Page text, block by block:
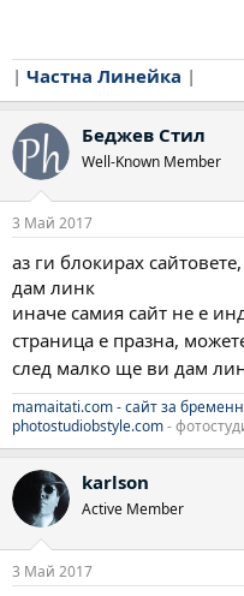
| Частна Линейка |
Беджев Стил
Well-Known Member
3 Май 2017
аз ги блокирах
дам линк
иначе самия сайт не е
страница е празна,
след малко ще ви дам
mamaitati.com - сайт за
photostudiobstyle.com-
karlson
Active Member
3 Май 2017